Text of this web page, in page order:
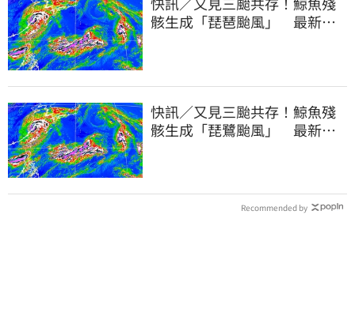
骸生成「琵琶颱風」 最新路
快訊／又見三颱共存！鯨魚殘
骸生成「琵鷺颱風」 最新路
Recommended by